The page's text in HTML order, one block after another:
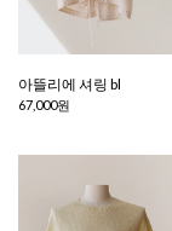
아뜰리에 셔링 bl
67,000원